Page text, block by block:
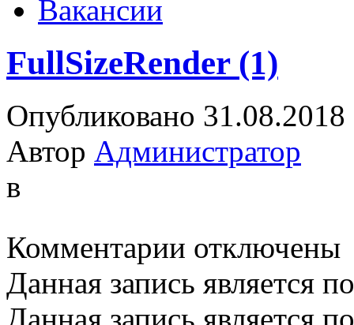
Вакансии
FullSizeRender (1)
Опубликовано 31.08.2018
Автор Администратор
в
Комментарии записи
(1)
отключены
Данная запись является
Данная запись является